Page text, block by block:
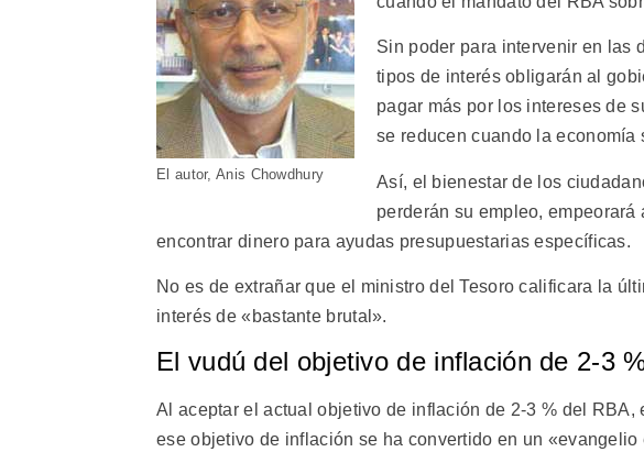
El autor, Anis Chowdhury
Sin poder para intervenir en las
tipos de interés obligarán al
pagar más por los intereses de
se reducen cuando la economía
Así, el bienestar de los
perderán su empleo,
encontrar dinero para ayudas presupuestarias específicas.
No es de extrañar que el ministro del Tesoro calificara la
interés de «bastante brutal».
El vudú del objetivo de inflación de 2-3
Al aceptar el actual objetivo de inflación de 2-3 % del
ese objetivo de inflación se ha convertido en un